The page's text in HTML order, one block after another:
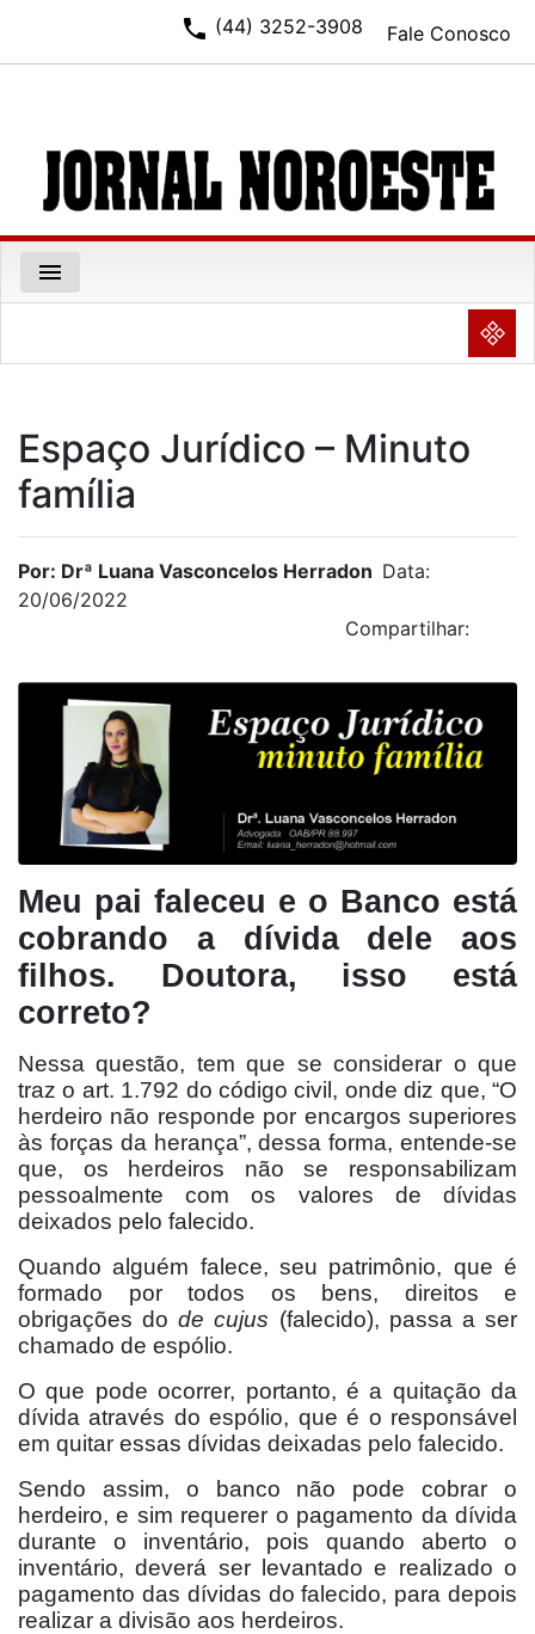
Fale Conosco
phone (44) 3252-3908
menu
NULL
Espaço Jurídico – Minuto
família
Por: Drª Luana Vasconcelos Herradon Data:
20/06/2022
Compartilhar:
Meu pai faleceu e o Banco está
cobrando a dívida dele aos
filhos. Doutora, isso está
correto?
Nessa questão, tem que se considerar o que
traz o art. 1.792 do código civil, onde diz que, “O
herdeiro não responde por encargos superiores
às forças da herança”, dessa forma, entende-se
que, os herdeiros não se responsabilizam
pessoalmente com os valores de dívidas
deixados pelo falecido.
Quando alguém falece, seu patrimônio, que é
formado por todos os bens, direitos e
obrigações dode cujus (falecido), passa a ser
chamado de espólio.
O que pode ocorrer, portanto, é a quitação da
dívida através do espólio, que é o responsável
em quitar essas dívidas deixadas pelo falecido.
Sendo assim, o banco não pode cobrar o
herdeiro, e sim requerer o pagamento da dívida
durante o inventário, pois quando aberto o
inventário, deverá ser levantado e realizado o
pagamento das dívidas do falecido, para depois
realizar a divisão aos herdeiros.